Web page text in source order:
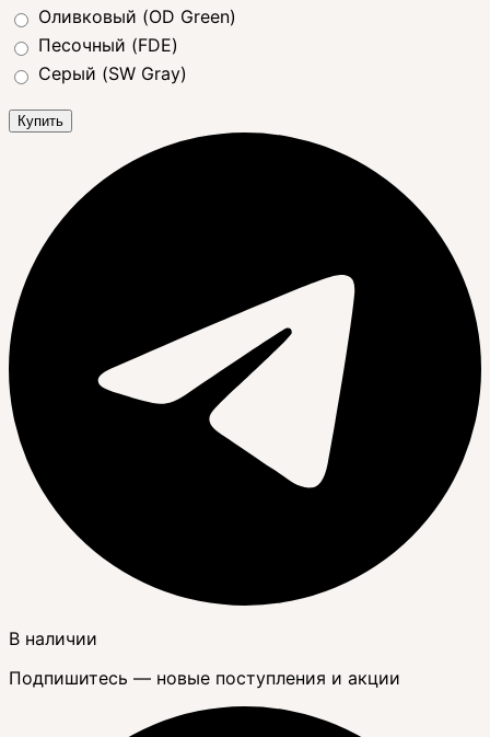
Оливковый (OD Green)
Песочный (FDE)
Серый (SW Gray)
Купить
В наличии
Подпишитесь — новые поступления и акции